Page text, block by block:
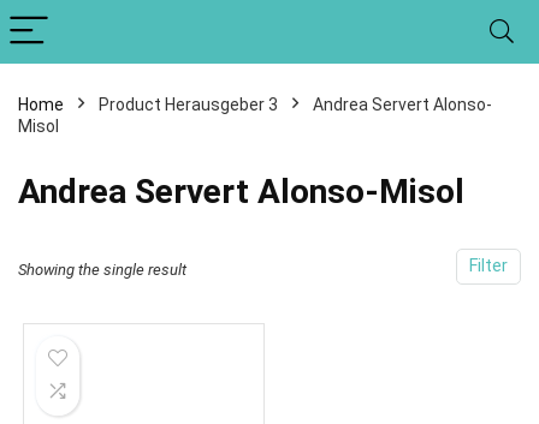
Home Product Herausgeber 3
Andrea Servert Alonso-
Misol
Andrea Servert Alonso-Misol
Filter
Showing the single result